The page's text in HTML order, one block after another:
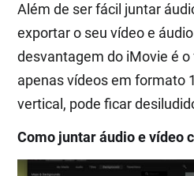
Além de ser fácil juntar
exportar o seu vídeo e
desvantagem do iMovie é
apenas vídeos em formato
vertical, pode ficar
Como juntar áudio e vídeo